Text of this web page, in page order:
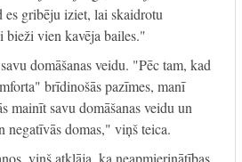
gribēju iziet, lai skaidrotu
bieži vien kavēja bailes."
domāšanas veidu. "Pēc tam, kad
brīdinošās pazīmes, manī
mainīt savu domāšanas veidu un
negatīvās domas," viņš teica.
viņš atklāja, ka neapmierinātības